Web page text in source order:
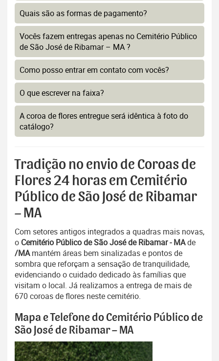
Quais são as formas de pagamento?
Vocês fazem entregas apenas no Cemitério Público
de São José de Ribamar – MA ?
Como posso entrar em contato com vocês?
O que escrever na faixa?
A coroa de flores entregue será idêntica à foto do
catálogo?
Tradição no envio de Coroas de
Flores 24 horas em Cemitério
Público de São José de Ribamar
– MA
Com setores antigos integrados a quadras mais novas,
o Cemitério Público de São José de Ribamar - MAde
/MAmantém áreas bem sinalizadas e pontos de
sombra que reforçam a sensação de tranquilidade,
evidenciando o cuidado dedicado às famílias que
visitam o local. Já realizamos a entrega de mais de
670 coroas de flores neste cemitério.
Mapa e Telefone do Cemitério Público de
São José de Ribamar – MA